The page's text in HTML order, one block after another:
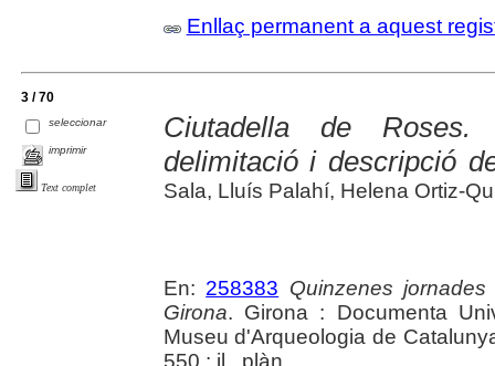
Enllaç permanent a aquest
3 / 70
seleccionar
imprimir
Text complet
Ciutadella de Roses.
delimitació i descripció
Sala, Lluís Palahí, Helena Ortiz-
En: 258383 Quinzenes
Girona. Girona : Documenta
Museu d'Arqueologia de
550 : il., plàn